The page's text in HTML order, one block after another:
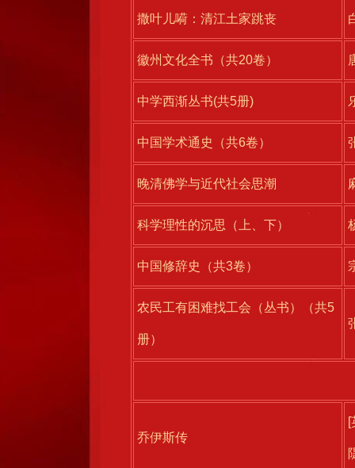
撒叶儿嗬：清江土家跳丧
徽州文化全书（共20卷）
中学西渐丛书(共5册)
中国学术通史（共6卷）
晚清佛学与近代社会思潮
科学理性的沉思（上、下）
中国修辞史（共3卷）
农民工有困难找工会（丛书）（共5
册）
乔伊斯传